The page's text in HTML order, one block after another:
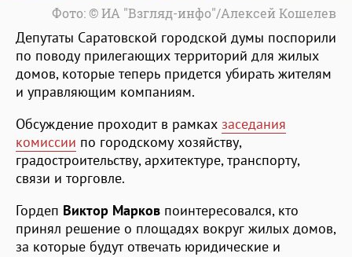
Фото: © ИА "Взгляд-инфо"/Алексей Кошелев
Депутаты Саратовской городской думы поспорили
по поводу прилегающих территорий для жилых
домов, которые теперь придется убирать жителям
и управляющим компаниям.
Обсуждение проходит в рамках заседания
комиссии по городскому хозяйству,
градостроительству, архитектуре, транспорту,
связи и торговле.
Гордеп Виктор Марков поинтересовался, кто
принял решение о площадях вокруг жилых домов,
за которые будут отвечать юридические и